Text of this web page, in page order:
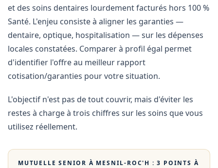
et des soins dentaires lourdement facturés hors 100 %
Santé. L'enjeu consiste à aligner les garanties —
dentaire, optique, hospitalisation — sur les dépenses
locales constatées. Comparer à profil égal permet
d'identifier l'offre au meilleur rapport
cotisation/garanties pour votre situation.
L'objectif n'est pas de tout couvrir, mais d'éviter les
restes à charge à trois chiffres sur les soins que vous
utilisez réellement.
MUTUELLE SENIOR À MESNIL-ROC'H : 3 POINTS À